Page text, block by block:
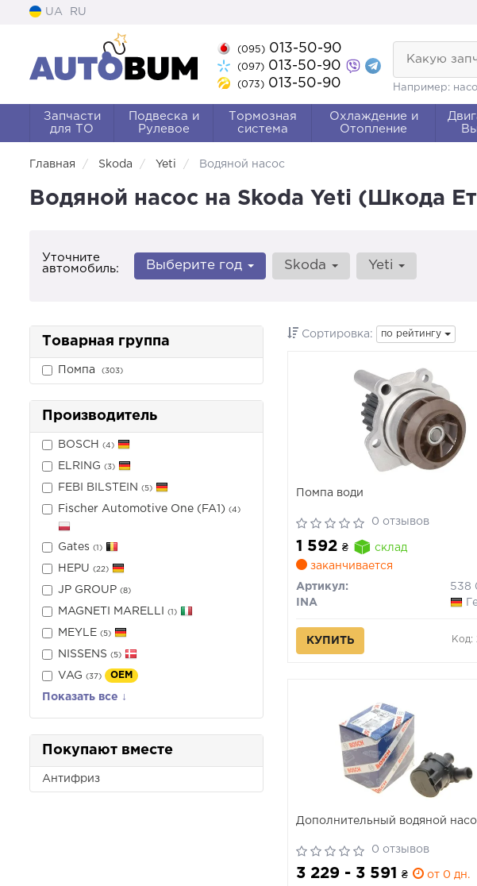
UA RU
(095)013-50-90
(097)013-50-90
(073)013-50-90
Какую
Например:
Запчасти
для ТО
Подвеска и
Рулевое
Тормозная
система
Охлаждение и
Отопление
Главная Skoda Yeti Водяной насос
Водяной насос на Skoda Yeti (Шкода
Уточните
автомобиль:
Выберите год Skoda Yeti
Товарная группа
Помпа (303)
Производитель
BOSCH (4)
ELRING (3)
FEBI BILSTEIN (5)
Fischer Automotive One (FA1) (4)
Gates (1)
HEPU (22)
JP GROUP (8)
MAGNETI MARELLI (1)
MEYLE (5)
NISSENS (5)
VAG (37) OEM
Показать все ↓
Покупают вместе
Антифриз
Сортировка: по рейтингу
Помпа води
0 отзывов
1 592 ₴
склад
заканчивается
Артикул:
538
INA
КУПИТЬ Код:
Дополнительный водяной
0 отзывов
3 229 - 3 591 ₴ от 0 дн.